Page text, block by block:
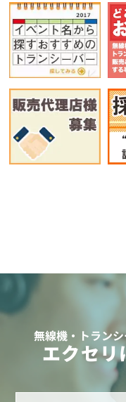
無線機・トラン
エクセリ